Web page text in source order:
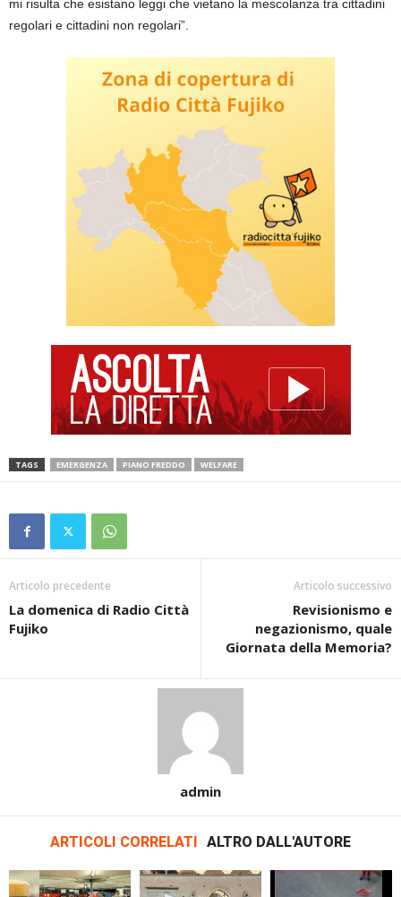
mi risulta che esistano leggi che vietano la mescolanza tra cittadini
regolari e cittadini non regolari”.
TAGS EMERGENZA PIANO FREDDO WELFARE
Articolo precedente
La domenica di Radio Città
Fujiko
Articolo successivo
Revisionismo e
negazionismo, quale
Giornata della Memoria?
admin
ARTICOLI CORRELATI ALTRO DALL'AUTORE